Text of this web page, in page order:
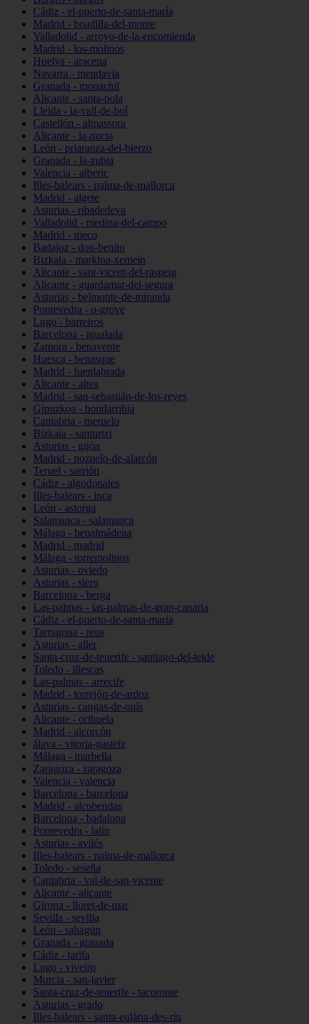
Cádiz - el-puerto-de-santa-maría
Madrid - boadilla-del-monte
Valladolid - arroyo-de-la-encomienda
Madrid - los-molinos
Huelva - aracena
Navarra - mendavia
Granada - monachil
Alicante - santa-pola
Lleida - la-vall-de-boí
Castellón - almassora
Alicante - la-nucia
León - priaranza-del-bierzo
Granada - la-zubia
Valencia - alberic
Illes-balears - palma-de-mallorca
Madrid - algete
Asturias - ribadedeva
Valladolid - medina-del-campo
Madrid - meco
Badajoz - don-benito
Bizkaia - markina-xemein
Alicante - sant-vicent-del-raspeig
Alicante - guardamar-del-segura
Asturias - belmonte-de-miranda
Pontevedra - o-grove
Lugo - barreiros
Barcelona - igualada
Zamora - benavente
Huesca - benasque
Madrid - fuenlabrada
Alicante - altea
Madrid - san-sebastián-de-los-reyes
Gipuzkoa - hondarribia
Cantabria - meruelo
Bizkaia - santurtzi
Asturias - gijón
Madrid - pozuelo-de-alarcón
Teruel - sarrión
Cádiz - algodonales
Illes-balears - inca
León - astorga
Salamanca - salamanca
Málaga - benalmádena
Madrid - madrid
Málaga - torremolinos
Asturias - oviedo
Asturias - siero
Barcelona - berga
Las-palmas - las-palmas-de-gran-canaria
Cádiz - el-puerto-de-santa-maría
Tarragona - reus
Asturias - aller
Santa-cruz-de-tenerife - santiago-del-teide
Toledo - illescas
Las-palmas - arrecife
Madrid - torrejón-de-ardoz
Asturias - cangas-de-onís
Alicante - orihuela
Madrid - alcorcón
álava - vitoria-gasteiz
Málaga - marbella
Zaragoza - zaragoza
Valencia - valencia
Barcelona - barcelona
Madrid - alcobendas
Barcelona - badalona
Pontevedra - lalín
Asturias - avilés
Illes-balears - palma-de-mallorca
Toledo - seseña
Cantabria - val-de-san-vicente
Alicante - alicante
Girona - lloret-de-mar
Sevilla - sevilla
León - sahagún
Granada - granada
Cádiz - tarifa
Lugo - viveiro
Murcia - san-javier
Santa-cruz-de-tenerife - tacoronte
Asturias - grado
Illes-balears - santa-eulària-des-riu